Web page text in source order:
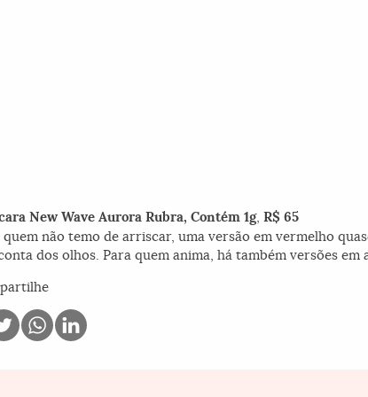
New Wave Aurora Rubra, Contém 1g, R$ 65
quem não temo de arriscar, uma versão em vermelho
dos olhos. Para quem anima, há também versões em